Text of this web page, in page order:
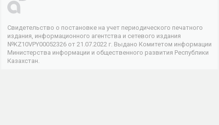
Свидетельство о постановке на учет периодического печатного
издания, информационного агентства и сетевого издания
№KZ10VPY00052326 от 21.07.2022 г. Выдано Комитетом информации
Министерства информации и общественного развития Республики
Казахстан.